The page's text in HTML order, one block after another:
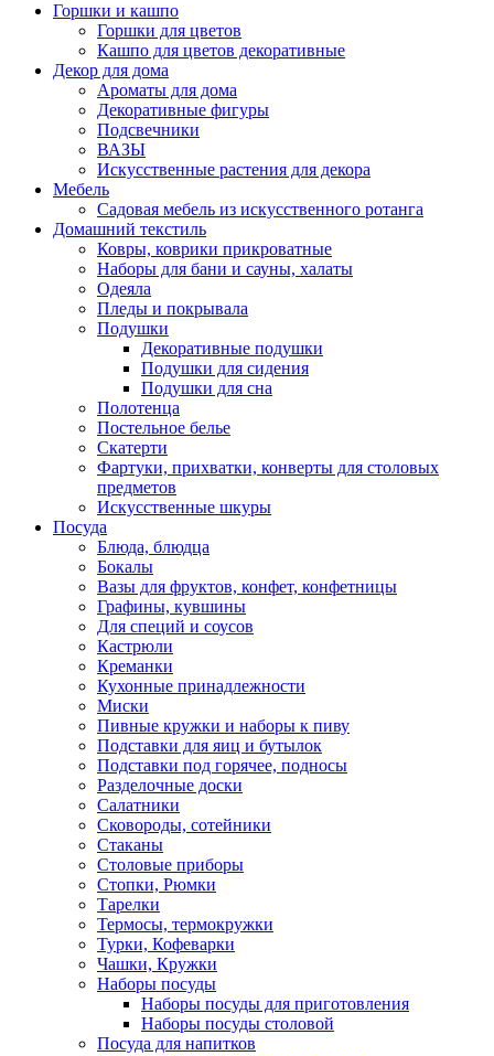
Горшки и кашпо
Горшки для цветов
Кашпо для цветов декоративные
Декор для дома
Ароматы для дома
Декоративные фигуры
Подсвечники
ВАЗЫ
Искусственные растения для декора
Мебель
Садовая мебель из искусственного ротанга
Домашний текстиль
Ковры, коврики прикроватные
Наборы для бани и сауны, халаты
Одеяла
Пледы и покрывала
Подушки
Декоративные подушки
Подушки для сидения
Подушки для сна
Полотенца
Постельное белье
Скатерти
Фартуки, прихватки, конверты для столовых
предметов
Искусственные шкуры
Посуда
Блюда, блюдца
Бокалы
Вазы для фруктов, конфет, конфетницы
Графины, кувшины
Для специй и соусов
Кастрюли
Креманки
Кухонные принадлежности
Миски
Пивные кружки и наборы к пиву
Подставки для яиц и бутылок
Подставки под горячее, подносы
Разделочные доски
Салатники
Сковороды, сотейники
Стаканы
Столовые приборы
Стопки, Рюмки
Тарелки
Термосы, термокружки
Турки, Кофеварки
Чашки, Кружки
Наборы посуды
Наборы посуды для приготовления
Наборы посуды столовой
Посуда для напитков